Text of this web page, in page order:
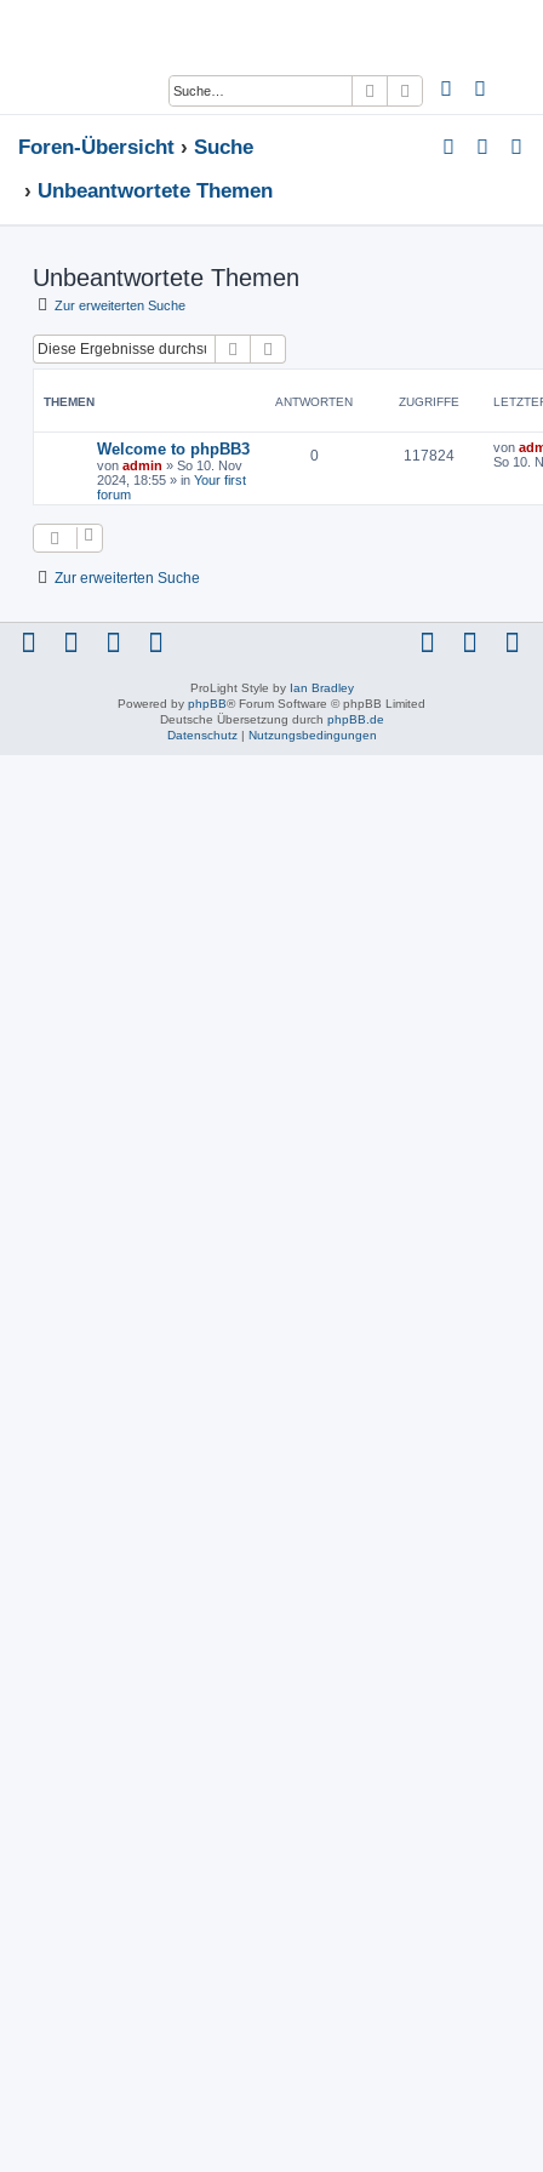
Suche Erweiterte Suche
Foren-Übersicht
Suche
Unbeantwortete Themen
Unbeantwortete Themen
Zur erweiterten Suche
Suche
THEMEN ANTWORTEN ZUGRIFFE
Welcome to phpBB3
von admin » So 10. Nov
2024, 18:55 » in Your first
forum
0 117824 von
So 10.
Zur erweiterten Suche
ProLight Style by Ian Bradley
Powered by phpBB® Forum Software © phpBB Limited
Deutsche Übersetzung durch phpBB.de
Datenschutz| Nutzungsbedingungen